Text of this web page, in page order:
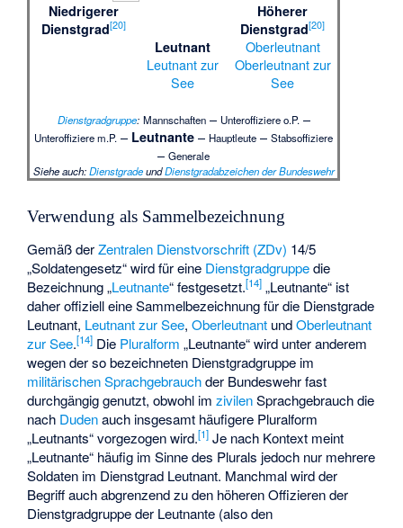
Niedrigerer
Dienstgrad[20]
Höherer
Dienstgrad[20]
Leutnant
Leutnant zur
See
Oberleutnant
Oberleutnant zur
See
Dienstgradgruppe: Mannschaften– Unteroffiziere o.P. –
Unteroffiziere m.P. – Leutnante – Hauptleute –Stabsoffiziere
–Generale
Siehe auch:DienstgradeundDienstgradabzeichen der Bundeswehr
Verwendung als Sammelbezeichnung
Gemäß derZentralen Dienstvorschrift (ZDv) 14/5
„Soldatengesetz“ wird für eine Dienstgradgruppedie
Bezeichnung „Leutnante“ festgesetzt.[14] „Leutnante“ ist
daher offiziell eine Sammelbezeichnung für die Dienstgrade
Leutnant, Leutnant zur See,Oberleutnant undOberleutnant
zur See.[14] Die Pluralform „Leutnante“ wird unter anderem
wegen der so bezeichneten Dienstgradgruppe im
militärischen Sprachgebrauchder Bundeswehr fast
durchgängig genutzt, obwohl imzivilenSprachgebrauch die
nach Dudenauch insgesamt häufigere Pluralform
„Leutnants“ vorgezogen wird.[1] Je nach Kontext meint
„Leutnante“ häufig im Sinne des Plurals jedoch nur mehrere
Soldaten im Dienstgrad Leutnant. Manchmal wird der
Begriff auch abgrenzend zu den höheren Offizieren der
Dienstgradgruppe der Leutnante (also den